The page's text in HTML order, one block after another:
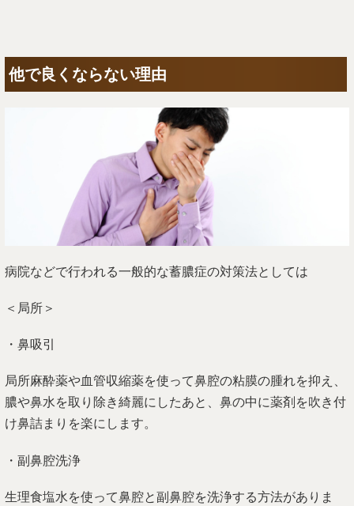
他で良くならない理由
病院などで行われる一般的な蓄膿症の対策法としては
＜局所＞
・鼻吸引
局所麻酔薬や血管収縮薬を使って鼻腔の粘膜の腫れを抑え、
膿や鼻水を取り除き綺麗にしたあと、鼻の中に薬剤を吹き付
け鼻詰まりを楽にします。
・副鼻腔洗浄
生理食塩水を使って鼻腔と副鼻腔を洗浄する方法がありま